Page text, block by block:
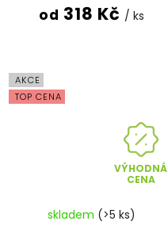
od 318 Kč / ks
AKCE
TOP CENA
VÝHODNÁ
CENA
skladem (>5 ks)